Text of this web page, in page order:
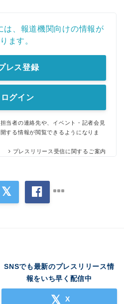
は、報道機関向けの情報が
ます。
レス登録
ログイン
当者の連絡先や、イベント・記者会見
する情報が閲覧できるようになりま
プレスリリース受信に関するご案内
SNSでも最新のプレスリリース情
報をいち早く配信中
X